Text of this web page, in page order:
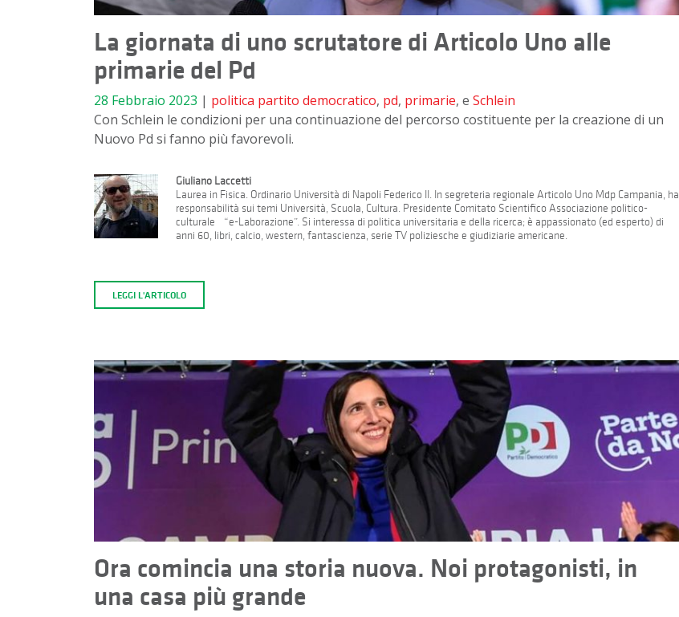
La giornata di uno scrutatore di Articolo Uno alle
primarie del Pd
28 Febbraio 2023 | politica partito democratico, pd, primarie, e Schlein
Con Schlein le condizioni per una continuazione del percorso costituente per la creazione di un
Nuovo Pd si fanno più favorevoli.
Giuliano Laccetti
Laurea in Fisica. Ordinario Università di Napoli Federico II. In segreteria regionale Articolo Uno Mdp Campania, ha
responsabilità sui temi Università, Scuola, Cultura. Presidente Comitato Scientifico Associazione politico-
culturale “e-Laborazione”. Si interessa di politica universitaria e della ricerca; è appassionato (ed esperto) di
anni 60, libri, calcio, western, fantascienza, serie TV poliziesche e giudiziarie americane.
LEGGI L'ARTICOLO
Ora comincia una storia nuova. Noi protagonisti, in
una casa più grande